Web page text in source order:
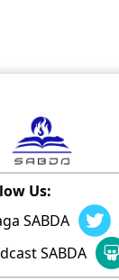
Us:
SABDA
SABDA